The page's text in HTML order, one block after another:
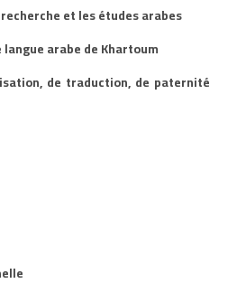
et les études arabes
arabe de Khartoum
de traduction, de paternité